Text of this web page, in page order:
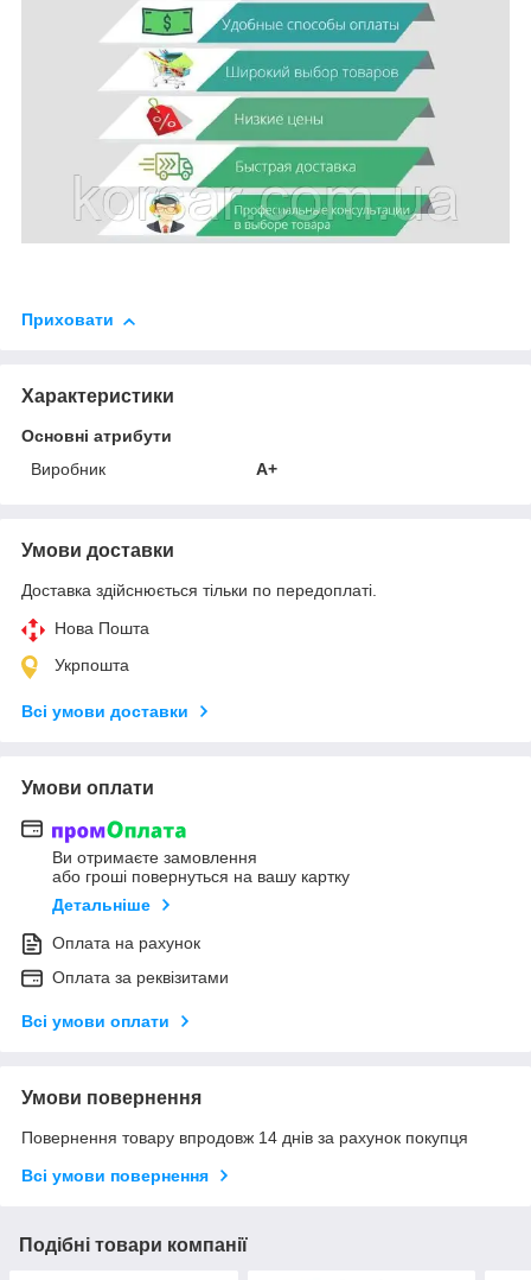
Приховати
Характеристики
Основні атрибути
Виробник
A+
Умови доставки
Доставка здійснюється тільки по передоплаті.
Нова Пошта
Укрпошта
Всі умови доставки
Умови оплати
Ви отримаєте замовлення
або гроші повернуться на вашу картку
Детальніше
Оплата на рахунок
Оплата за реквізитами
Всі умови оплати
Умови повернення
Повернення товару впродовж 14 днів за рахунок покупця
Всі умови повернення
Подібні товари компанії